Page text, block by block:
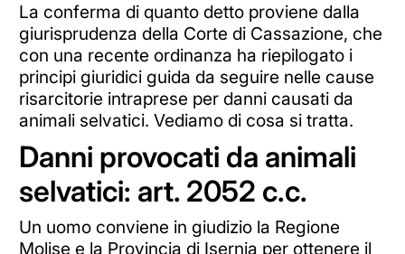
La conferma di quanto detto proviene dalla
giurisprudenza della Corte di Cassazione, che
con una recente ordinanza ha riepilogato i
principi giuridici guida da seguire nelle cause
risarcitorie intraprese per danni causati da
animali selvatici. Vediamo di cosa si tratta.
Danni provocati da animali
selvatici: art. 2052 c.c.
Un uomo conviene in giudizio la Regione
Molise e la Provincia di Isernia per ottenere il